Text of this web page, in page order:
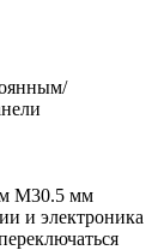
M30.5 мм
и электроника